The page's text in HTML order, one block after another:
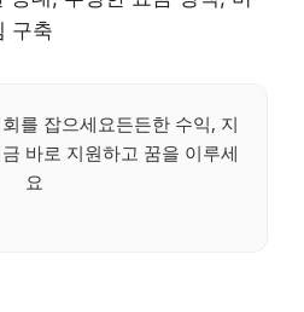
구축
를 잡으세요든든한 수익, 지
바로 지원하고 꿈을 이루세
요